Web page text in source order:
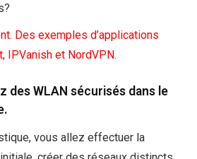
Des exemples d’applications
IPVanish et NordVPN.
des WLAN sécurisés dans le
vous allez effectuer la